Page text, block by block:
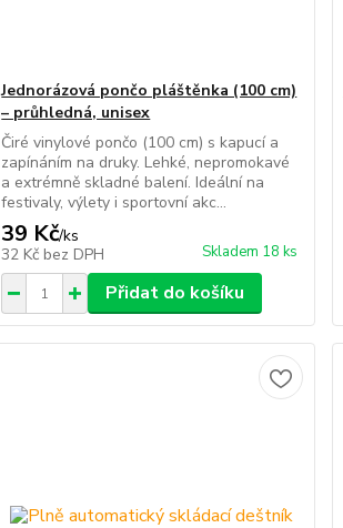
Jednorázová pončo pláštěnka (100 cm)
– průhledná, unisex
Čiré vinylové pončo (100 cm) s kapucí a
zapínáním na druky. Lehké, nepromokavé
a extrémně skladné balení. Ideální na
festivaly, výlety i sportovní akc...
39 Kč/ks
32 Kč bez DPH Skladem 18 ks
Přidat do košíku